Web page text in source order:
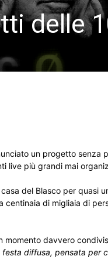
delle
un progetto senza
live più grandi mai
del Blasco per quasi
centinaia di migliaia di
momento davvero
diffusa, pensata per